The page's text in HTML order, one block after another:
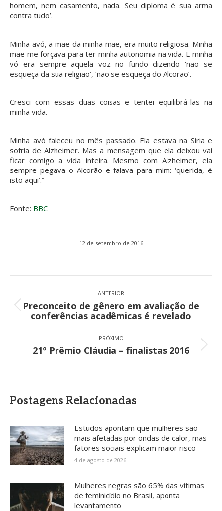
homem, nem casamento, nada. Seu diploma é sua arma
contra tudo’.
Minha avó, a mãe da minha mãe, era muito religiosa. Minha
mãe me forçava para ter minha autonomia na vida. E minha
vó era sempre aquela voz no fundo dizendo ‘não se
esqueça da sua religião’, ‘não se esqueça do Alcorão’.
Cresci com essas duas coisas e tentei equilibrá-las na
minha vida.
Minha avó faleceu no mês passado. Ela estava na Síria e
sofria de Alzheimer. Mas a mensagem que ela deixou vai
ficar comigo a vida inteira. Mesmo com Alzheimer, ela
sempre pegava o Alcorão e falava para mim: ‘querida, é
isto aqui’.”
Fonte: BBC
12 de setembro de 2016
de
post:
ANTERIOR
Post
anterior:
Preconceito de gênero em avaliação de
conferências acadêmicas é revelado
PRÓXIMO
Próximo
21º Prêmio Cláudia – finalistas 2016
Postagens Relacionadas
Estudos apontam que mulheres são
mais afetadas por ondas de calor, mas
fatores sociais explicam maior risco
4 de agosto de 2026
Mulheres negras são 65% das vítimas
de feminicídio no Brasil, aponta
levantamento